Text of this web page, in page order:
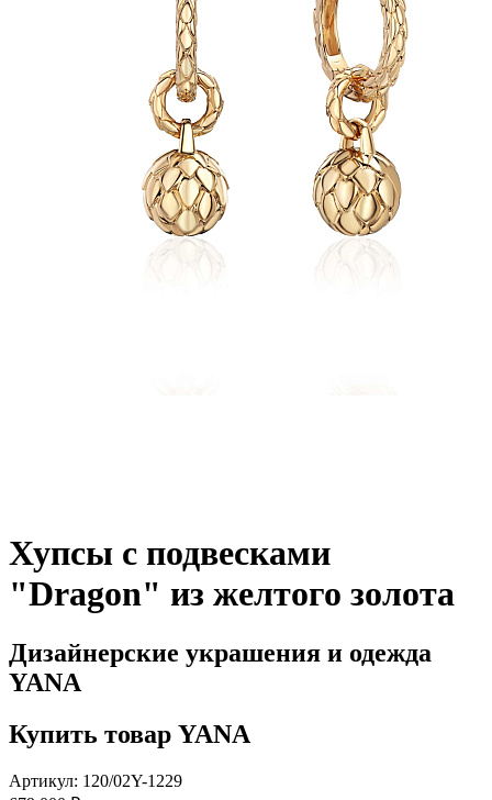
Хупсы с подвесками
"Dragon" из желтого золота
Дизайнерские украшения и одежда
YANA
Купить товар YANA
Артикул: 120/02Y-1229